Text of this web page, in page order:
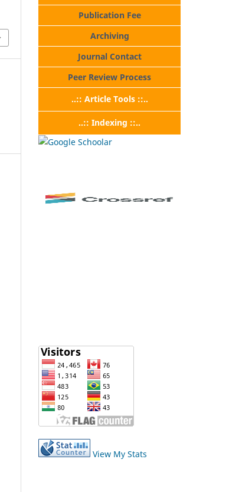
Publication Fee
Archiving
Journal Contact
Peer Review Process
..:: Article Tools ::..
..:: Indexing ::..
View My Stats